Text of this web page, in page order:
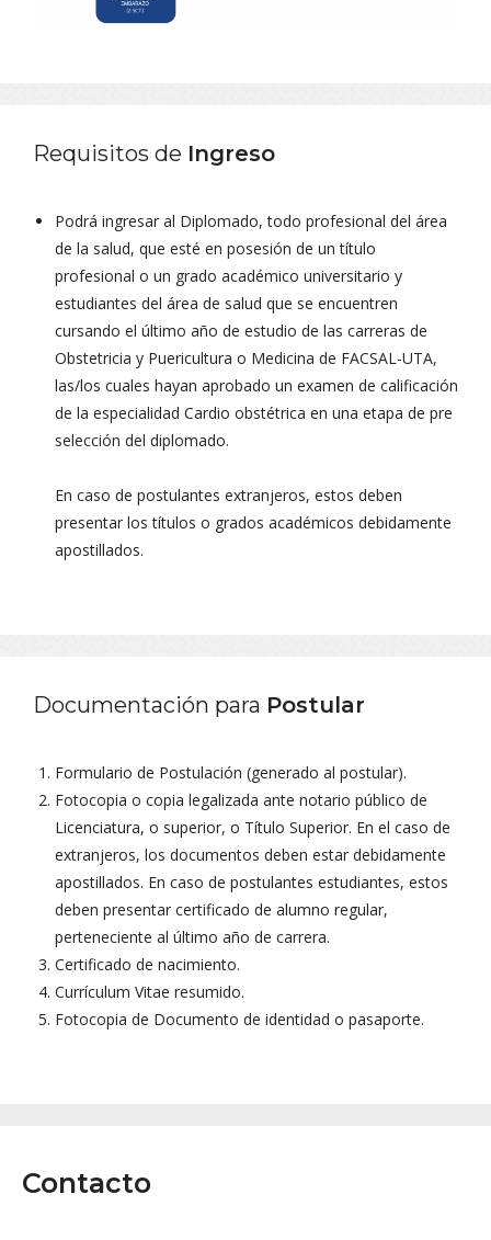
Requisitos de Ingreso
Podrá ingresar al Diplomado, todo profesional del área
de la salud, que esté en posesión de un título
profesional o un grado académico universitario y
estudiantes del área de salud que se encuentren
cursando el último año de estudio de las carreras de
Obstetricia y Puericultura o Medicina de FACSAL-UTA,
las/los cuales hayan aprobado un examen de calificación
de la especialidad Cardio obstétrica en una etapa de pre
selección del diplomado.
En caso de postulantes extranjeros, estos deben
presentar los títulos o grados académicos debidamente
apostillados.
Documentación para Postular
Formulario de Postulación (generado al postular).
Fotocopia o copia legalizada ante notario público de
Licenciatura, o superior, o Título Superior. En el caso de
extranjeros, los documentos deben estar debidamente
apostillados. En caso de postulantes estudiantes, estos
deben presentar certificado de alumno regular,
perteneciente al último año de carrera.
Certificado de nacimiento.
Currículum Vitae resumido.
Fotocopia de Documento de identidad o pasaporte.
Contacto